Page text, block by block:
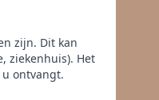
zijn. Dit kan
ziekenhuis). Het
ontvangt.